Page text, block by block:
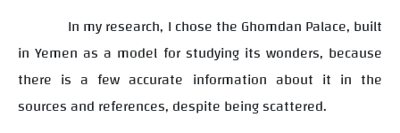
In my research, I chose the Ghomdan Palace, built
in Yemen as a model for studying its wonders, because
there is a few accurate information about it in the
sources and references, despite being scattered.